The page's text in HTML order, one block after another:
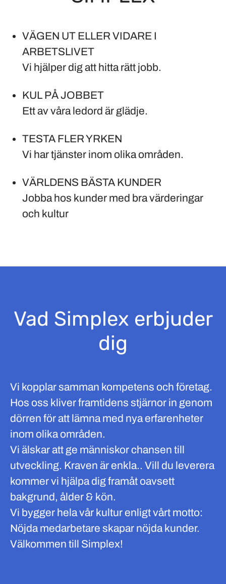
VÄGEN UT ELLER VIDARE I
ARBETSLIVET
Vi hjälper dig att hitta rätt jobb.
KUL PÅ JOBBET
Ett av våra ledord är glädje.
TESTA FLER YRKEN
Vi har tjänster inom olika områden.
VÄRLDENS BÄSTA KUNDER
Jobba hos kunder med bra värderingar
och kultur
Vad Simplex erbjuder
dig
Vi kopplar samman kompetens och företag.
Hos oss kliver framtidens stjärnor in genom
dörren för att lämna med nya erfarenheter
inom olika områden.
Vi älskar att ge människor chansen till
utveckling. Kraven är enkla.. Vill du leverera
kommer vi hjälpa dig framåt oavsett
bakgrund, ålder & kön.
Vi bygger hela vår kultur enligt vårt motto:
Nöjda medarbetare skapar nöjda kunder.
Välkommen till Simplex!